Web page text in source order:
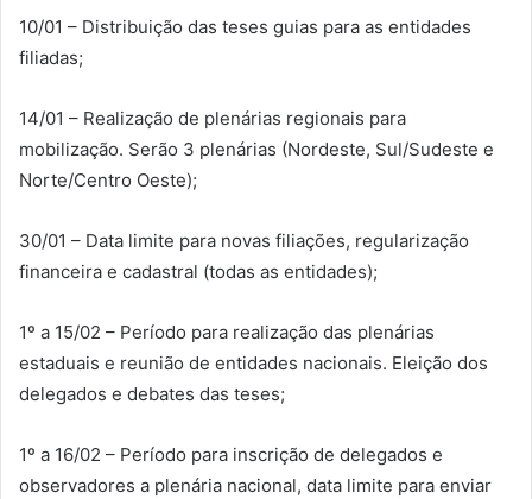
10/01 – Distribuição das teses guias para as entidades
filiadas;
14/01 – Realização de plenárias regionais para
mobilização. Serão 3 plenárias (Nordeste, Sul/Sudeste e
Norte/Centro Oeste);
30/01 – Data limite para novas filiações, regularização
financeira e cadastral (todas as entidades);
1º a 15/02 – Período para realização das plenárias
estaduais e reunião de entidades nacionais. Eleição dos
delegados e debates das teses;
1º a 16/02 – Período para inscrição de delegados e
observadores a plenária nacional, data limite para enviar